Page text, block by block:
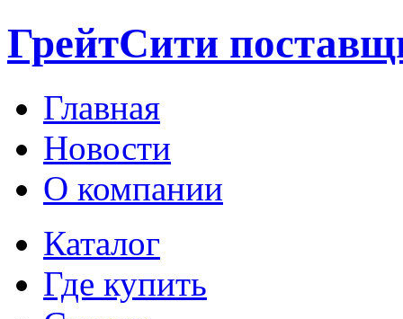
ГрейтСити
Главная
Новости
О компании
Каталог
Где купить